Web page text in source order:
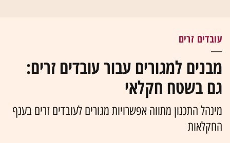
עובדים זרים
מבנים למגורים עבור עובדים זרים:
גם בשטח חקלאי
מינהל התכנון מתווה אפשרויות מגורים לעובדים זרים בענף
החקלאות